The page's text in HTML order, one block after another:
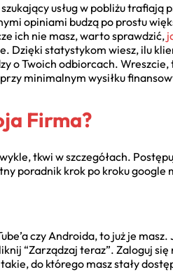
usług w pobliżu trafiają
opiniami budzą po prostu
ich nie masz, warto sprawdzić,
Dzięki statystykom wiesz, ilu
o Twoich odbiorcach.
minimalnym wysiłku
Firma?
tkwi w szczegółach.
poradnik krok po kroku google
czy Androida, to już je masz.
“Zarządzaj teraz”. Zaloguj się
do którego masz stały